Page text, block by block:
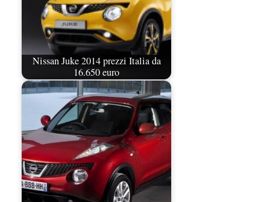
Nissan Juke 2014 prezzi Italia da
16.650 euro